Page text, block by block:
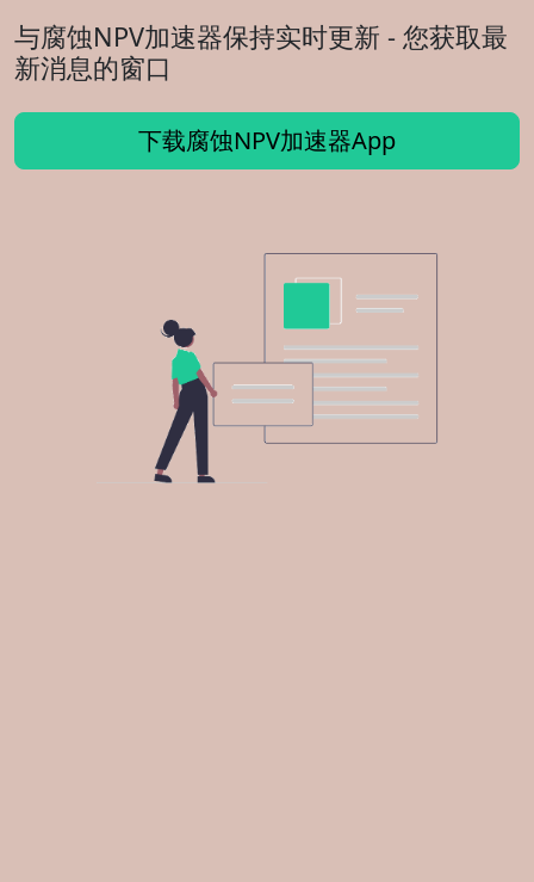
与腐蚀NPV加速器保持实时更新 - 您获取最
新消息的窗口
下载腐蚀NPV加速器App